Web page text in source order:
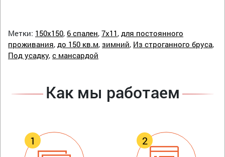
Метки: 150х150, 6 спален, 7х11, для постоянного
проживания, до 150 кв.м, зимний, Из строганного бруса,
Под усадку, с мансардой
Как мы работаем